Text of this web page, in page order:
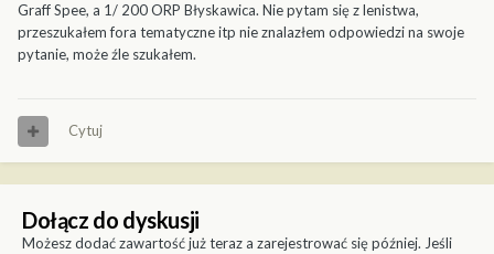
Graff Spee, a 1/ 200 ORP Błyskawica. Nie pytam się z lenistwa,
przeszukałem fora tematyczne itp nie znalazłem odpowiedzi na swoje
pytanie, może źle szukałem.
Cytuj
Dołącz do dyskusji
Możesz dodać zawartość już teraz a zarejestrować się później. Jeśli